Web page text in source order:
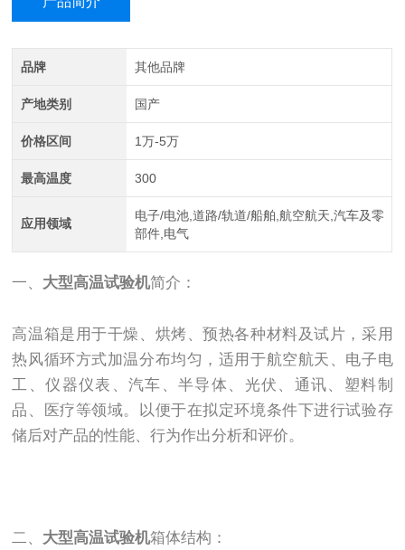
品牌 其他品牌
产地类别 国产
价格区间 1万-5万
最高温度 300
应用领域
电子/电池,道路/轨道/船舶,航空航天,汽车及零
部件,电气
一、 大型高温试验机简介：
高温箱是用于干燥、烘烤、预热各种材料及试片，采用
热风循环方式加温分布均匀，适用于航空航天、电子电
工、仪器仪表、汽车、半导体、光伏、通讯、塑料制
品、医疗等领域。以便于在拟定环境条件下进行试验存
储后对产品的性能、行为作出分析和评价。
二、 大型高温试验机箱体结构：